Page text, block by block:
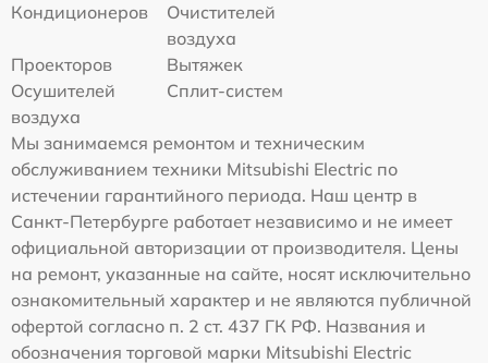
Кондиционеров
Очистителей
воздуха
Проекторов
Вытяжек
Осушителей
воздуха
Сплит-систем
Мы занимаемся ремонтом и техническим
обслуживанием техники Mitsubishi Electric по
истечении гарантийного периода. Наш центр в
Санкт-Петербурге работает независимо и не имеет
официальной авторизации от производителя. Цены
на ремонт, указанные на сайте, носят исключительно
ознакомительный характер и не являются публичной
офертой согласно п. 2 ст. 437 ГК РФ. Названия и
обозначения торговой марки Mitsubishi Electric